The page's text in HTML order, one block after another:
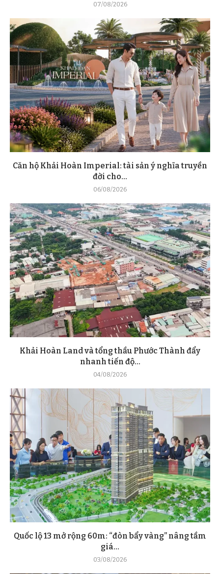
07/08/2026
Căn hộ Khải Hoàn Imperial: tài sản ý nghĩa truyền
đời cho...
06/08/2026
Khải Hoàn Land và tổng thầu Phước Thành đẩy
nhanh tiến độ...
04/08/2026
Quốc lộ 13 mở rộng 60m: “đòn bẩy vàng” nâng tầm
giá...
03/08/2026